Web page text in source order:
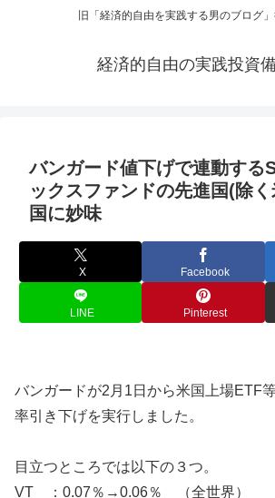
旧「経済的自由を実践する男のブログ
経済的自由の実践投資
バンガード値下げで連動する
ックスファンドの先進国(除
国に妙味
X Facebook
LINE Pinterest
バンガードが2月1日から米国上場ETF
率引き下げを実行しました。
目立つところでは以下の３つ。
VT ：0.07％→0.06％ （全世界）